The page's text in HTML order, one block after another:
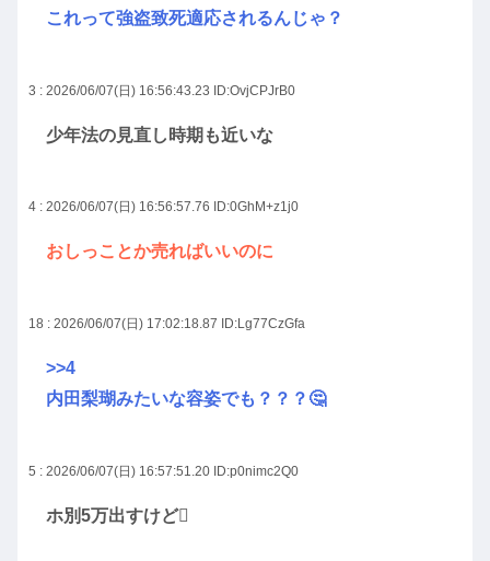
これって強盗致死適応されるんじゃ？
3 : 2026/06/07(日) 16:56:43.23 ID:OvjCPJrB0
少年法の見直し時期も近いな
4 : 2026/06/07(日) 16:56:57.76 ID:0GhM+z1j0
おしっことか売ればいいのに
18 : 2026/06/07(日) 17:02:18.87 ID:Lg77CzGfa
>>4
内田梨瑚みたいな容姿でも？？？🤔
5 : 2026/06/07(日) 16:57:51.20 ID:p0nimc2Q0
ホ別5万出すけど🫪